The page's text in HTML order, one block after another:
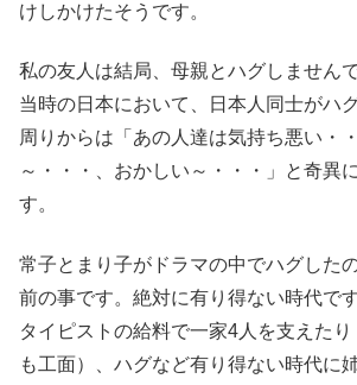
けしかけたそうです。
私の友人は結局、母親とハグしません
当時の日本において、日本人同士がハ
周りからは「あの人達は気持ち悪い・
～・・・、おかしい～・・・」と奇異
す。
常子とまり子がドラマの中でハグした
前の事です。絶対に有り得ない時代です
タイピストの給料で一家4人を支えた
も工面）、ハグなど有り得ない時代に